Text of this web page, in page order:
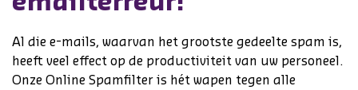
Al die e-mails, waarvan het grootste gedeelte spam is,
heeft veel effect op de productiviteit van uw personeel.
Onze Online Spamfilter is hét wapen tegen alle